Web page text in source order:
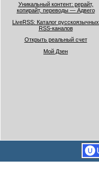
Уникальный контент: рерайт,
копирайт, переводы — Адвего
LiveRSS: Каталог русскоязычных
RSS-каналов
Открыть реальный счет
Мой Дзен